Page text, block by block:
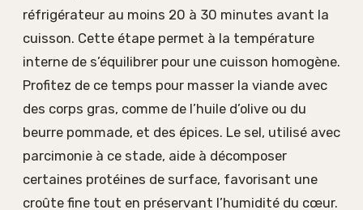
réfrigérateur au moins 20 à 30 minutes avant la
cuisson. Cette étape permet à la température
interne de s’équilibrer pour une cuisson homogène.
Profitez de ce temps pour masser la viande avec
des corps gras, comme de l’huile d’olive ou du
beurre pommade, et des épices. Le sel, utilisé avec
parcimonie à ce stade, aide à décomposer
certaines protéines de surface, favorisant une
croûte fine tout en préservant l’humidité du cœur.